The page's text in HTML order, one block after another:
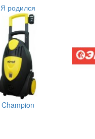
Я родился
Champion